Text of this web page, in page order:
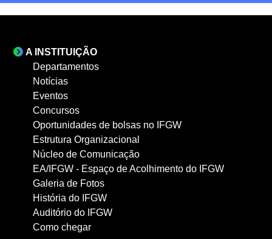
A INSTITUIÇÃO
Departamentos
Notícias
Eventos
Concursos
Oportunidades de bolsas no IFGW
Estrutura Organizacional
Núcleo de Comunicação
EA/IFGW - Espaço de Acolhimento do IFGW
Galeria de Fotos
História do IFGW
Auditório do IFGW
Como chegar